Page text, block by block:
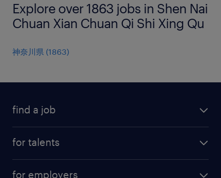
Explore over 1863 jobs in Shen Nai
Chuan Xian Chuan Qi Shi Xing Qu
神奈川県 (1863)
find a job
for talents
for employers